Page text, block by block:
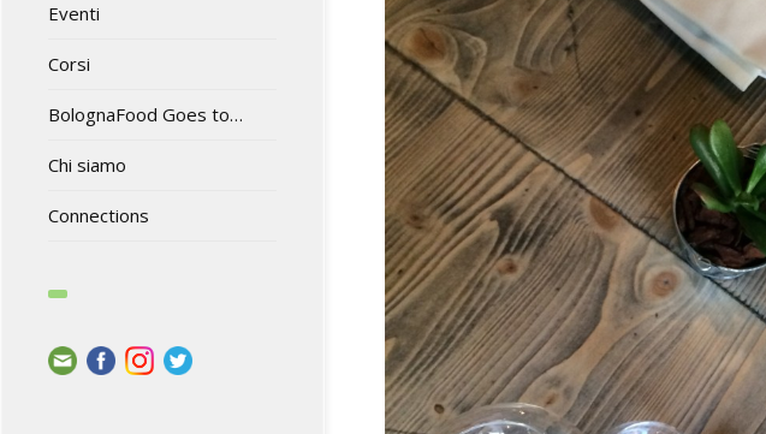
Eventi
Corsi
BolognaFood Goes to…
Chi siamo
Connections